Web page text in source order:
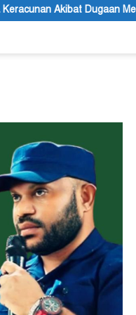
MBG di Depapre